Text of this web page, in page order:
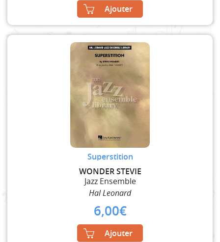
Ajouter
Superstition
WONDER STEVIE
Jazz Ensemble
Hal Leonard
6,00€
Ajouter